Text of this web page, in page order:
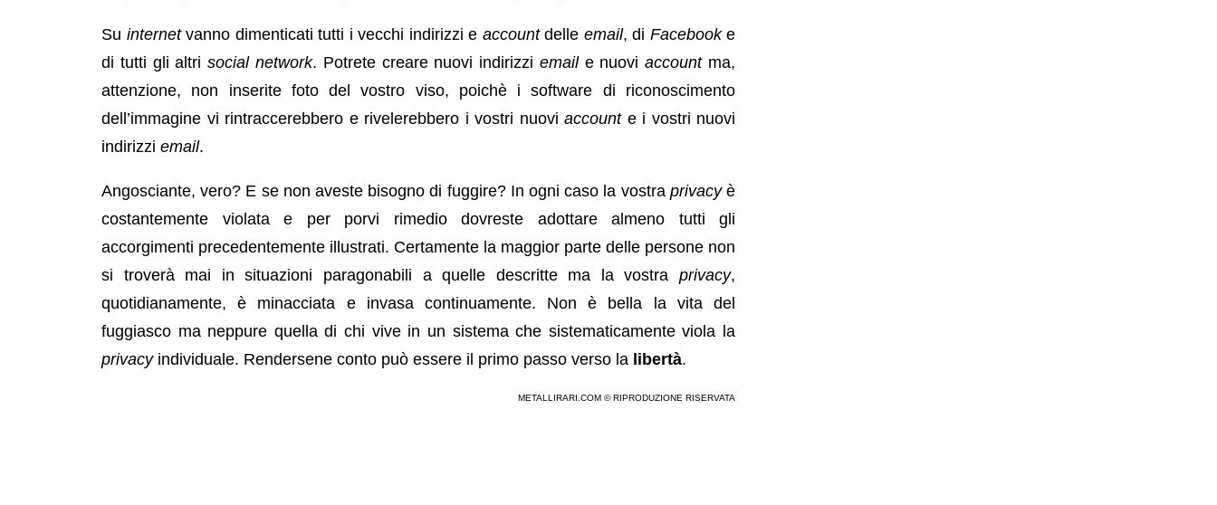
Su internetvanno dimenticati tutti i vecchi indirizzi e accountdelle email, di Facebooke
di tutti gli altrisocial network. Potrete creare nuovi indirizzi emaile nuoviaccountma,
attenzione, non inserite foto del vostro viso, poichè i software di riconoscimento
dell’immagine vi rintraccerebbero e rivelerebbero i vostri nuovi accounte i vostri nuovi
indirizzi email.
Angosciante, vero? E se non aveste bisogno di fuggire? In ogni caso la vostra privacyè
costantemente violata e per porvi rimedio dovreste adottare almeno tutti gli
accorgimenti precedentemente illustrati. Certamente la maggior parte delle persone non
si troverà mai in situazioni paragonabili a quelle descritte ma la vostra privacy,
quotidianamente, è minacciata e invasa continuamente. Non è bella la vita del
fuggiasco ma neppure quella di chi vive in un sistema che sistematicamente viola la
privacyindividuale. Rendersene conto può essere il primo passo verso la libertà.
METALLIRARI.COM © RIPRODUZIONE RISERVATA